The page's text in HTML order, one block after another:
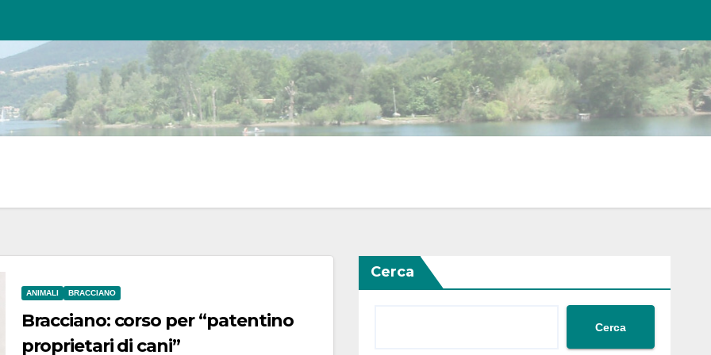
ANIMALI BRACCIANO
Bracciano: corso per “patentino
proprietari di cani”
Cerca
Cerca